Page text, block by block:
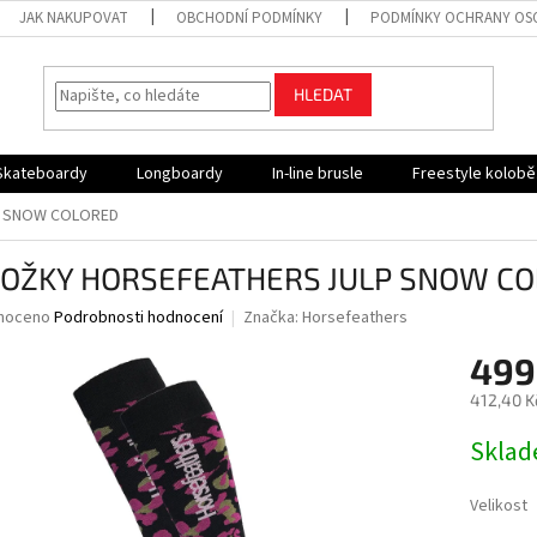
JAK NAKUPOVAT OBCHODNÍ PODMÍNKY PODMÍNKY OCHRANY
HLEDAT
Longboardy In-line brusle Freestyle
COLORED
HORSEFEATHERS JULP SNOW
Podrobnosti hodnocení Značka: Horsefeathers
412,40
cena:
Velikost